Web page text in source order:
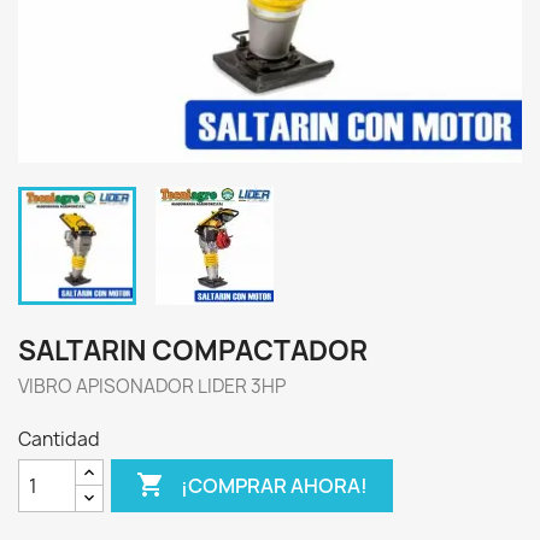
SALTARIN COMPACTADOR
VIBRO APISONADOR LIDER 3HP
Cantidad
 ¡COMPRAR AHORA!